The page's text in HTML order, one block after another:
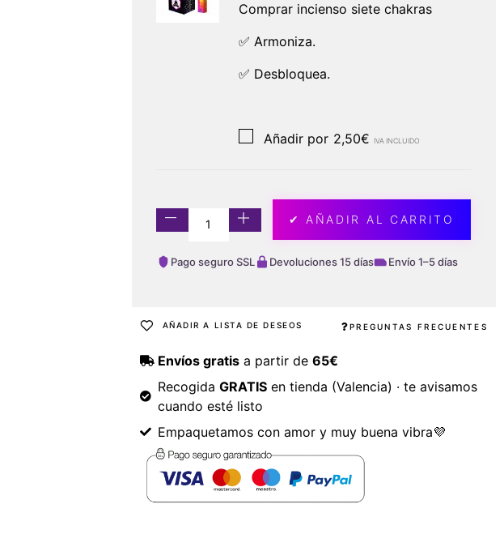
Comprar incienso siete chakras
✅ Armoniza.
✅ Desbloquea.
Añadir por 2,50€ IVA INCLUIDO
✔ AÑADIR AL CARRITO
Pago seguro SSL Devoluciones 15 días Envío 1–5 días
AÑADIR A LISTA DE DESEOS PREGUNTAS FRECUENTES
Envíos gratis a partir de65€
RecogidaGRATIS en tienda (Valencia) · te avisamos
cuando esté listo
Empaquetamos con amor y muy buena vibra💜